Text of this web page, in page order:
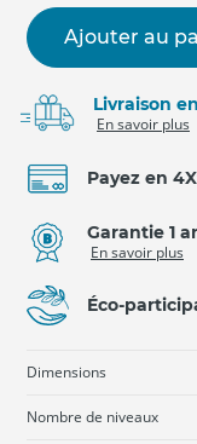
Ajouter au
Livraison
En savoir plus
Payez en
Garantie 1
En savoir plus
Éco-
Dimensions
Nombre de niveaux